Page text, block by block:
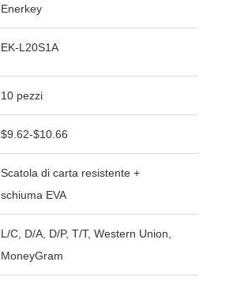
Enerkey
EK-L20S1A
10 pezzi
$9.62-$10.66
Scatola di carta resistente +
schiuma EVA
L/C, D/A, D/P, T/T, Western Union,
MoneyGram